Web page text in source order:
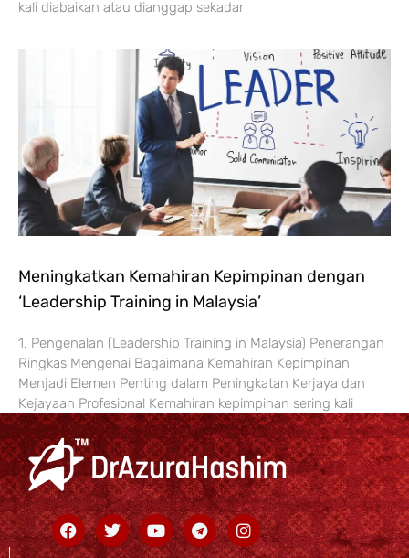
kali diabaikan atau dianggap sekadar
Meningkatkan Kemahiran Kepimpinan dengan
‘Leadership Training in Malaysia’
1. Pengenalan (Leadership Training in Malaysia) Penerangan
Ringkas Mengenai Bagaimana Kemahiran Kepimpinan
Menjadi Elemen Penting dalam Peningkatan Kerjaya dan
Kejayaan Profesional Kemahiran kepimpinan sering kali
Facebook
TwitterYoutubeTelegramInstagram